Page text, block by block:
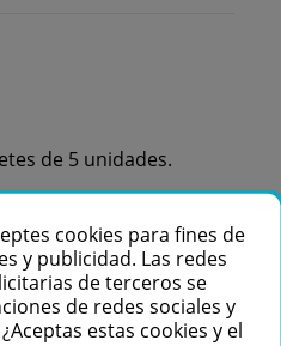
de 5 unidades.
ayudar
61 60
cookies para fines de
y publicidad. Las redes
de terceros se
de redes sociales y
estas cookies y el